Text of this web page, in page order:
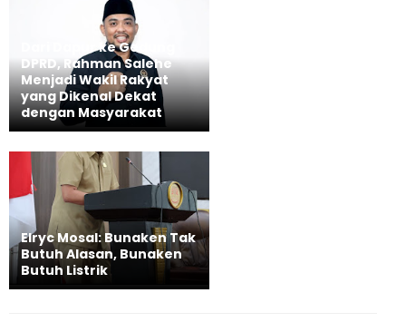
Dari Dapur ke Gedung
DPRD, Rahman Salehe
Menjadi Wakil Rakyat
yang Dikenal Dekat
dengan Masyarakat
Elryc Mosal: Bunaken Tak
Butuh Alasan, Bunaken
Butuh Listrik